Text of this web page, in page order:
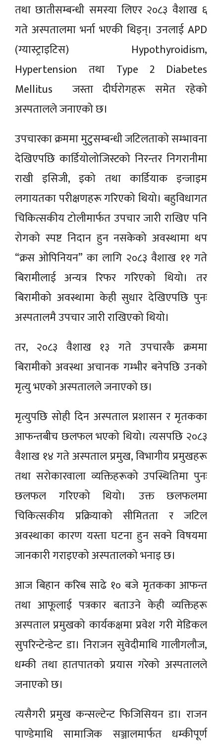
तथा छातीसम्बन्धी समस्या लिएर २०८३ वैशाख ६
गते अस्पतालमा भर्ना भएकी थिइन्। उनलाई APD
(ग्यास्ट्राइटिस) Hypothyroidism,
Hypertension तथा Type 2 Diabetes
Mellitus जस्ता दीर्घरोगहरू समेत रहेको
अस्पतालले जनाएको छ।
उपचारका क्रममा मुटुसम्बन्धी जटिलताको सम्भावना
देखिएपछि कार्डियोलोजिस्टको निरन्तर निगरानीमा
राखी इसिजी, इको तथा कार्डियाक इन्जाइम
लगायतका परीक्षणहरू गरिएको थियो। बहुविधागत
चिकित्सकीय टोलीमार्फत उपचार जारी राखिए पनि
रोगको स्पष्ट निदान हुन नसकेको अवस्थामा थप
“क्रस ओपिनियन” का लागि २०८३ वैशाख ११ गते
बिरामीलाई अन्यत्र रिफर गरिएको थियो। तर
बिरामीको अवस्थामा केही सुधार देखिएपछि पुनः
अस्पतालमै उपचार जारी राखिएको थियो।
तर, २०८३ वैशाख १३ गते उपचारकै क्रममा
बिरामीको अवस्था अचानक गम्भीर बनेपछि उनको
मृत्यु भएको अस्पतालले जनाएको छ।
मृत्युपछि सोही दिन अस्पताल प्रशासन र मृतकका
आफन्तबीच छलफल भएको थियो। त्यसपछि २०८३
वैशाख १४ गते अस्पताल प्रमुख, विभागीय प्रमुखहरू
तथा सरोकारवाला व्यक्तिहरूको उपस्थितिमा पुनः
छलफल गरिएको थियो। उक्त छलफलमा
चिकित्सकीय प्रक्रियाको सीमितता र जटिल
अवस्थाका कारण यस्ता घटना हुन सक्ने विषयमा
जानकारी गराइएको अस्पतालको भनाइ छ।
आज बिहान करिब साढे १० बजे मृतकका आफन्त
तथा आफूलाई पत्रकार बताउने केही व्यक्तिहरू
अस्पताल प्रमुखको कार्यकक्षमा प्रवेश गरी मेडिकल
सुपरिन्टेन्डेन्ट डा। निराजन सुवेदीमाथि गालीगलौज,
धम्की तथा हातपातको प्रयास गरेको अस्पतालले
जनाएको छ।
त्यसैगरी प्रमुख कन्सल्टेन्ट फिजिसियन डा। राजन
पाण्डेमाथि सामाजिक सञ्जालमार्फत धम्कीपूर्ण